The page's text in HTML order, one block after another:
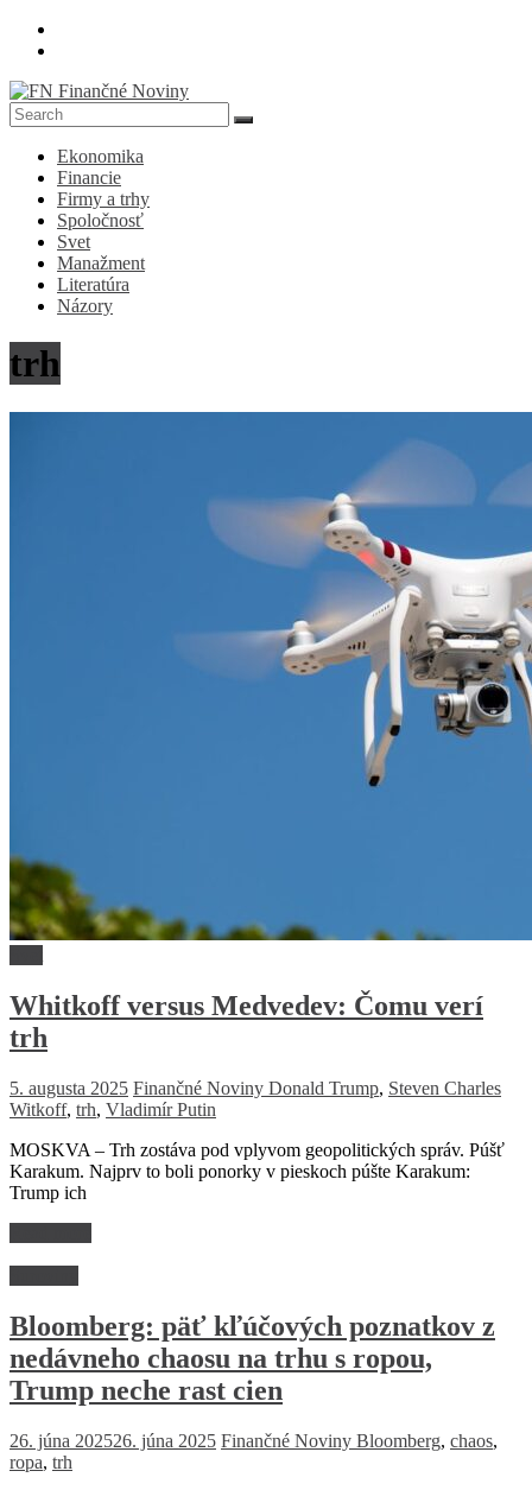
Skip
FN
Finančné
Noviny
Denník
ekonomike
spoločnosti
Ekonomika
Financie
Firmy a trhy
Spoločnosť
Svet
Manažment
Literatúra
Názory
trh
Whitkoff versus Medvedev: Čomu verí
trh
5. augusta 2025 Finančné Noviny Donald Trump, Steven Charles
Witkoff, trh, Vladimír Putin
MOSKVA – Trh zostáva pod vplyvom geopolitických správ. Púšť
Karakum. Najprv to boli ponorky v pieskoch púšte Karakum:
Trump ich
Bloomberg: päť kľúčových poznatkov z
nedávneho chaosu na trhu s ropou,
Trump neche rast cien
26. júna 202526. júna 2025 Finančné Noviny Bloomberg, chaos,
ropa, trh